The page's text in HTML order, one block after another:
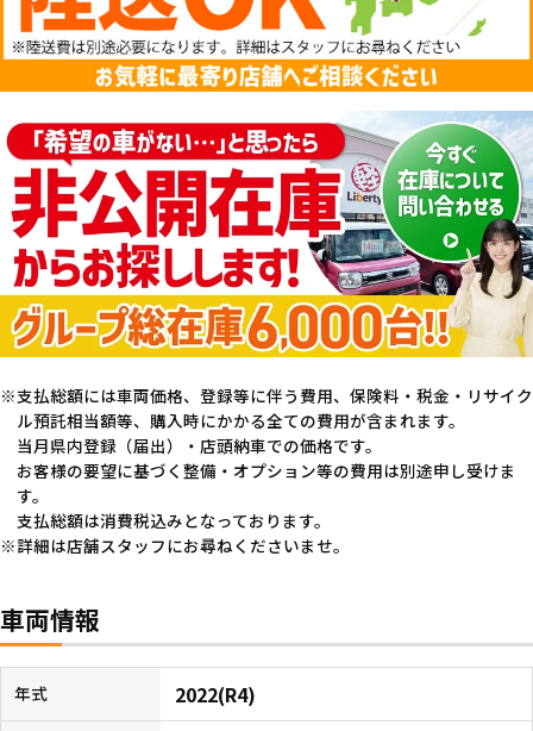
支払総額には車両価格、登録等に伴う費用、保険料・税金・リサイク
ル預託相当額等、購入時にかかる全ての費用が含まれます。
当月県内登録（届出）・店頭納車での価格です。
お客様の要望に基づく整備・オプション等の費用は別途申し受けま
す。
支払総額は消費税込みとなっております。
詳細は店舗スタッフにお尋ねくださいませ。
車両情報
年式 2022(R4)